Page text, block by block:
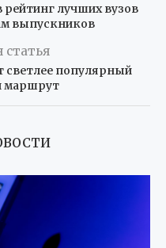
лучших вузов
выпускников
светлее популярный
маршрут